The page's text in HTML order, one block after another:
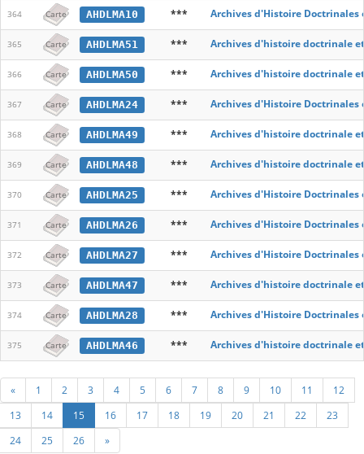
364 Carte AHDLMA10 *** Archives d'Histoire Doctrinales
365 Carte AHDLMA51 *** Archives d'histoire doctrinale
366 Carte AHDLMA50 *** Archives d'histoire doctrinale
367 Carte AHDLMA24 *** Archives d'Histoire Doctrinales
368 Carte AHDLMA49 *** Archives d'histoire doctrinale
369 Carte AHDLMA48 *** Archives d'histoire doctrinale
370 Carte AHDLMA25 *** Archives d'Histoire Doctrinales
371 Carte AHDLMA26 *** Archives d'Histoire Doctrinales
372 Carte AHDLMA27 *** Archives d'Histoire Doctrinales
373 Carte AHDLMA47 *** Archives d'histoire doctrinale
374 Carte AHDLMA28 *** Archives d'Histoire Doctrinales
375 Carte AHDLMA46 *** Archives d'histoire doctrinale
« 1 2 3 4 5 6 7 8 9 10 11
12
13
14 15 16 17 18 19 20 21 22
23
24
25 26 »